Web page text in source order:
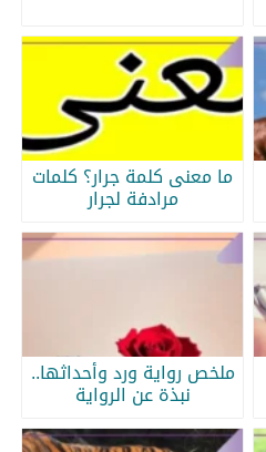
ما معنى كلمة جرار؟ كلمات
مرادفة لجرار
ملخص رواية ورد وأحداثها..
نبذة عن الرواية